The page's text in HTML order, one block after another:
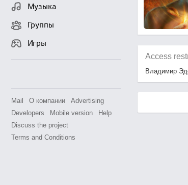
Музыка
Группы
Игры
Mail О компании
Advertising
Developers
Mobile version
Help
Discuss the project
Terms and Conditions
Access
Владимир